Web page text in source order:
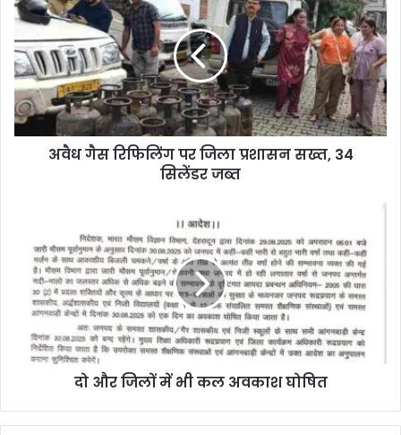
अवैध गैस रिफिलिंग पर जिला प्रशासन सख्त, 34
सिलेंडर जब्त
दो और जिलों में भी कल अवकाश घोषित